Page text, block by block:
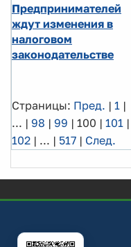
Предпринимателей
ждут изменения в
налоговом
законодательстве
Страницы: Пред. | 1 |
... | 98 | 99 | 100 | 101 |
102 | ... | 517 | След.